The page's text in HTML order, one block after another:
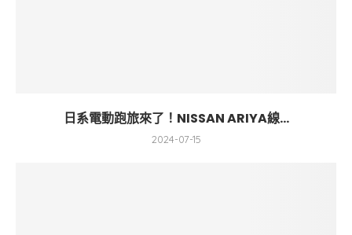
日系電動跑旅來了！NISSAN ARIYA線...
2024-07-15